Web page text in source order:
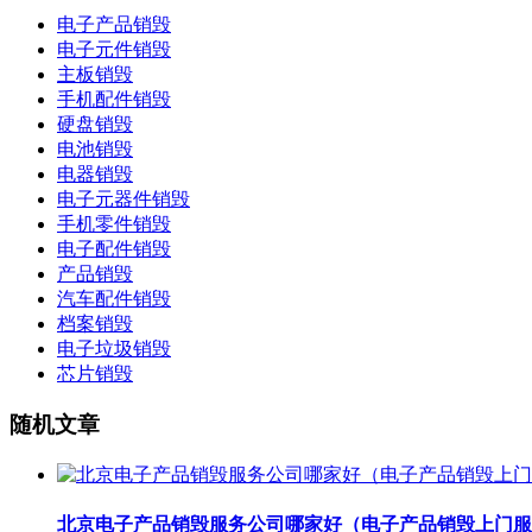
电子产品销毁
电子元件销毁
主板销毁
手机配件销毁
硬盘销毁
电池销毁
电器销毁
电子元器件销毁
手机零件销毁
电子配件销毁
产品销毁
汽车配件销毁
档案销毁
电子垃圾销毁
芯片销毁
随机文章
北京电子产品销毁服务公司哪家好（电子产品销毁上门